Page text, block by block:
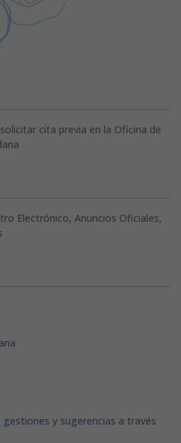
cita previa en la Oficina de
Electrónico, Anuncios Oficiales,
y sugerencias a través